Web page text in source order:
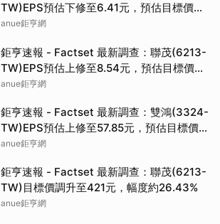
TW)EPS預估下修至6.41元，預估目標價為
100元
anue鉅亨網
鉅亨速報 - Factset 最新調查：聯茂(6213-
TW)EPS預估上修至8.54元，預估目標價為
421元
anue鉅亨網
鉅亨速報 - Factset 最新調查：雙鴻(3324-
TW)EPS預估上修至57.85元，預估目標價
為1335元
anue鉅亨網
鉅亨速報 - Factset 最新調查：聯茂(6213-
TW)目標價調升至421元，幅度約26.43%
anue鉅亨網